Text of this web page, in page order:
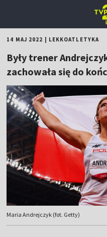
14 MAJ 2022 LEKKOATLETYKA
Były trener
zachowała się do
Maria Andrejczyk (fot. Getty)